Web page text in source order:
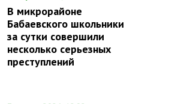
В микрорайоне
Бабаевского школьники
за сутки совершили
несколько серьезных
преступлений